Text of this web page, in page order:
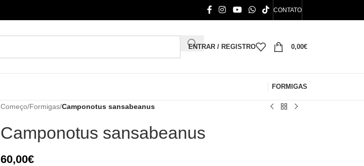
CONTATO
ENTRAR / REGISTRO 0,00€
FORMIGAS
Começo/Formigas/Camponotus sansabeanus
Camponotus sansabeanus
60,00€